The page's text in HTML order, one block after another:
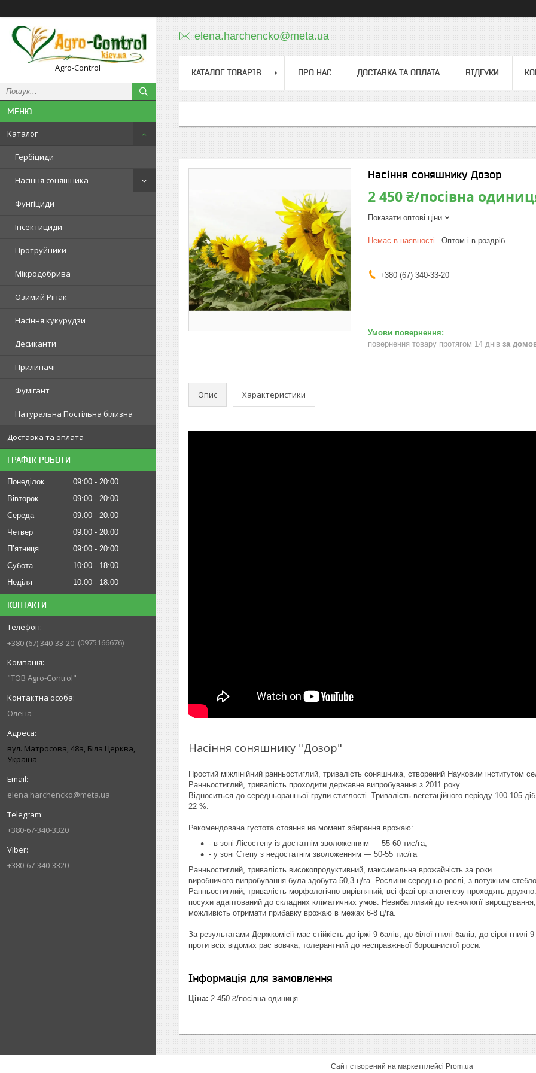
Agro-Control
Каталог
Гербіциди
Насіння соняшника
Фунгіциди
Інсектициди
Протруйники
Мікродобрива
Озимий Ріпак
Насіння кукурудзи
Десиканти
Прилипачі
Фумігант
Натуральна Постільна білизна
Доставка та оплата
ГРАФІК РОБОТИ
Понеділок 09:00
20:00
Вівторок
09:00
20:00
Середа
09:00
20:00
Четвер
09:00
20:00
Пʼятниця
09:00
20:00
Субота
10:00
18:00
Неділя
10:00 18:00
КОНТАКТИ
+380 (67) 340-33-20 0975166676
"ТОВ Agro-Control"
Олена
вул. Матросова, 48а, Біла Церква,
Україна
elena.harchencko@meta.ua
+380-67-340-3320
+380-67-340-3320
elena.harchencko@meta.ua
КАТАЛОГ ТОВАРІВ ПРО НАС ДОСТАВКА ТА ОПЛАТА ВІДГУКИ
Насіння соняшнику Дозор
2 450 ₴/посівна
Показати оптові ціни
Немає в наявності Оптом і в роздріб
+380 (67) 340-33-20
повернення товару протягом 14 днів за
Опис Характеристики
Насіння соняшнику "Дозор"
Простий міжлінійний ранньостиглий, тривалість соняшника, створений Науковим інститутом
Ранньостиглий, тривалість проходити державне випробування з 2011 року.
Відноситься до середньоранньої групи стиглості. Тривалість вегетаційного періоду 100-105
22 %.
Рекомендована густота стояння на момент збирання врожаю:
- в зоні Лісостепу із достатнім зволоженням ― 55-60 тис/га;
- у зоні Степу з недостатнім зволоженням ― 50-55 тис/га
Ранньостиглий, тривалість високопродуктивний, максимальна врожайність за роки
виробничого випробування була здобута 50,3 ц/га. Рослини середньо-рослі, з потужним
Ранньостиглий, тривалість морфологічно вирівняний, всі фазі органогенезу проходять
посухи адаптований до складних кліматичних умов. Невибагливий до технології
можливість отримати прибавку врожаю в межах 6-8 ц/га.
За результатами Держкомісії має стійкість до іржі 9 балів, до білої гнилі балів, до сірої
проти всіх відомих рас вовчка, толерантний до несправжньої борошнистої роси.
Інформація для замовлення
Ціна: 2 450 ₴/посівна одиниця
Сайт створений на маркетплейсі Prom.ua